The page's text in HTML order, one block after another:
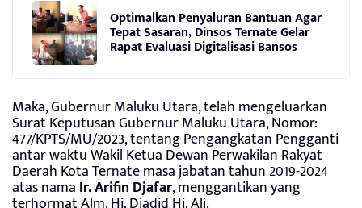
Optimalkan Penyaluran Bantuan Agar
Tepat Sasaran, Dinsos Ternate Gelar
Rapat Evaluasi Digitalisasi Bansos
Maka, Gubernur Maluku Utara, telah mengeluarkan
Surat Keputusan Gubernur Maluku Utara, Nomor:
477/KPTS/MU/2023, tentang Pengangkatan Pengganti
antar waktu Wakil Ketua Dewan Perwakilan Rakyat
Daerah Kota Ternate masa jabatan tahun 2019-2024
atas nama Ir. Arifin Djafar, menggantikan yang